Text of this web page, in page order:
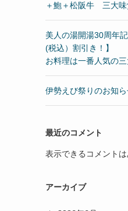
＋鮑＋松阪牛 三大味
美人の湯開湯30周年
(税込）割引き！】
お料理は一番人気の
伊勢えび祭りのお知
最近のコメント
表示できるコメントは
アーカイブ